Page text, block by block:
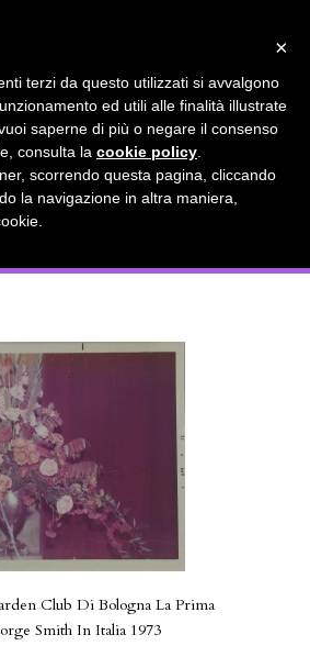
di arte floreale
Smith in Italia, a
Club Di Bologna La Prima
Smith In Italia 1973
previsto nella pagina dedicata.
abilitare/disabilitare il tracciamento di
Privacy e cookie policy
×
terzi da questo utilizzati si avvalgono
ed utili alle finalità illustrate
saperne di più o negare il consenso
consulta la cookie policy
scorrendo questa pagina, cliccando
la navigazione in altra maniera,